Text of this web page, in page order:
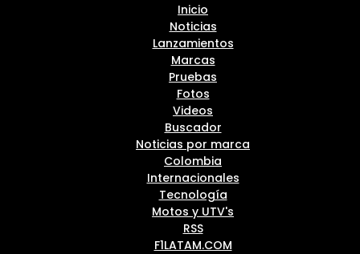
Inicio
Noticias
Lanzamientos
Marcas
Pruebas
Fotos
Videos
Buscador
Noticias por marca
Colombia
Internacionales
Tecnología
Motos y UTV's
RSS
F1LATAM.COM